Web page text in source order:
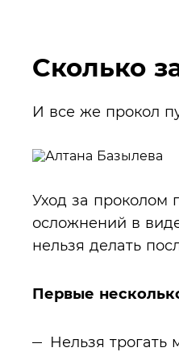
Сколько
И все же прокол
Уход за проколом
осложнений в
нельзя делать
Первые
Нельзя трогать